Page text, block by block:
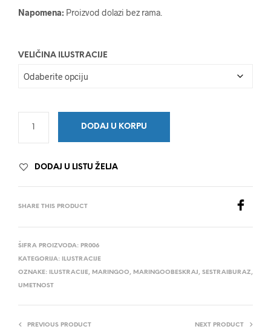
Napomena: Proizvod dolazi bez rama.
VELIČINA ILUSTRACIJE
DODAJ U KORPU
DODAJ U LISTU ŽELJA
SHARE THIS PRODUCT
ŠIFRA PROIZVODA: PR006
KATEGORIJA: ILUSTRACIJE
OZNAKE: ILUSTRACIJE, MARINGOO, MARINGOOBESKRAJ, SESTRAIBURAZ,
UMETNOST
PREVIOUS PRODUCT NEXT PRODUCT